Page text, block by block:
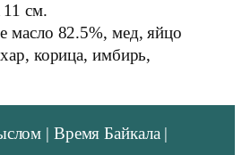
см.
масло 82.5%, мед, яйцо
корица, имбирь,